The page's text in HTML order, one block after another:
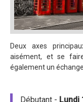
Deux axes
aisément, et se
également un
Débutant - Lundi